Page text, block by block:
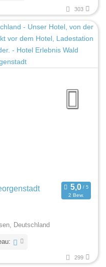
303
2 Bew.
Deutschland
299